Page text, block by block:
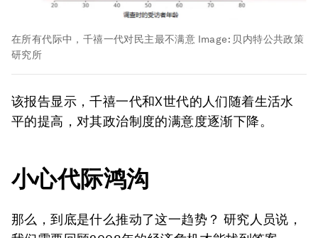
在所有代际中，千禧一代对民主最不满意 Image: 贝内特公共政策
研究所
该报告显示，千禧一代和X世代的人们随着生活水
平的提高，对其政治制度的满意度逐渐下降。
小心代际鸿沟
那么，到底是什么推动了这一趋势？ 研究人员说，